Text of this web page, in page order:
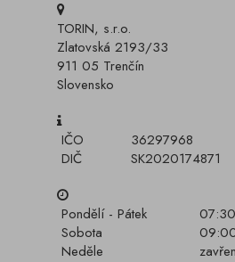
TORIN, s.r.o.
Zlatovská 2193/33
911 05 Trenčín
Slovensko
IČO
36297968
DIČ
SK2020174871
Pondělí - Pátek
Sobota
Neděle